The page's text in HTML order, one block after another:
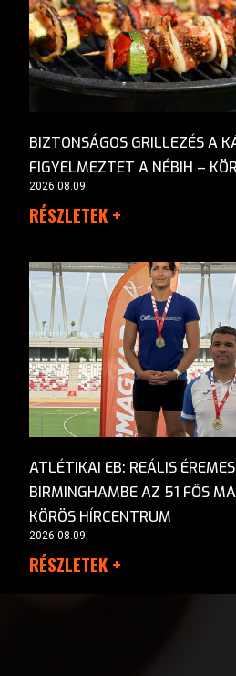
BIZTONSÁGOS GRILLEZÉS A
FIGYELMEZTET A NÉBIH –
2026.08.09.
RÉSZLETEK +
ATLÉTIKAI EB: REÁLIS
BIRMINGHAMBE AZ 51 FŐS
KÖRÖS HÍRCENTRUM
2026.08.09.
RÉSZLETEK +